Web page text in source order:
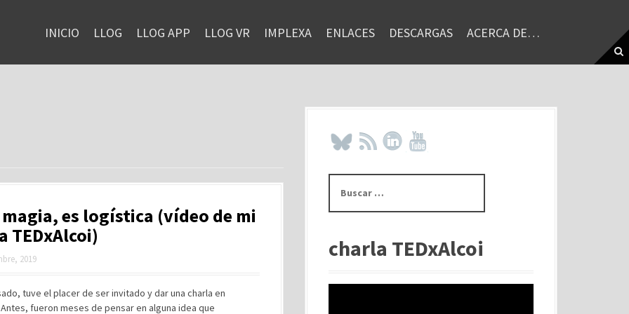
INICIO LLOG LLOG APP LLOG VR IMPLEXA ENLACES DESCARGAS ACERCA DE…
magia, es logística (vídeo de mi
TEDxAlcoi)
2019
tuve el placer de ser invitado y dar una charla en
Antes, fueron meses de pensar en alguna idea que
s
rcharla TEDxAlcoi